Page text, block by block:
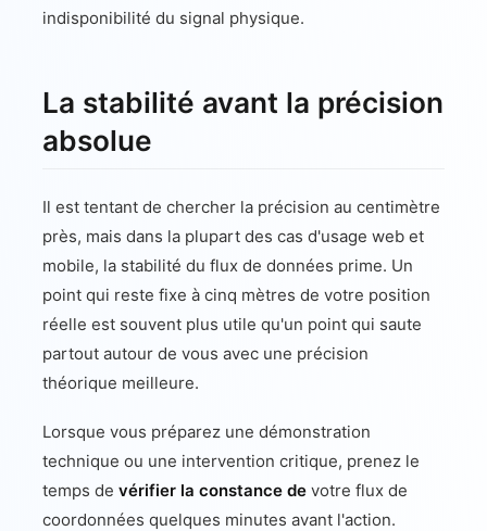
indisponibilité du signal physique.
La stabilité avant la précision
absolue
Il est tentant de chercher la précision au centimètre
près, mais dans la plupart des cas d'usage web et
mobile, la stabilité du flux de données prime. Un
point qui reste fixe à cinq mètres de votre position
réelle est souvent plus utile qu'un point qui saute
partout autour de vous avec une précision
théorique meilleure.
Lorsque vous préparez une démonstration
technique ou une intervention critique, prenez le
temps de vérifier la constance de votre flux de
coordonnées quelques minutes avant l'action.